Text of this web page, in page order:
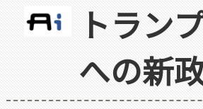
トラン
への新